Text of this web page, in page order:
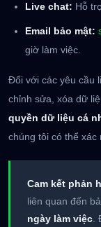
Live chat: Hỗ
Email bảo mật:
giờ làm việc.
Đối với các yêu cầu
chỉnh sửa, xóa dữ
quyền dữ liệu cá
chúng tôi có thể xác
Cam kết phản
liên quan đến
ngày làm việc.